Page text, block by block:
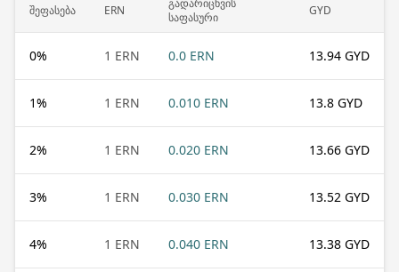
შეფასება ERN
გადარიცხვის
საფასური
GYD
0% 1 ERN 0.0 ERN 13.94 GYD
1% 1 ERN 0.010 ERN 13.8 GYD
2% 1 ERN 0.020 ERN 13.66 GYD
3% 1 ERN 0.030 ERN 13.52 GYD
4% 1 ERN 0.040 ERN 13.38 GYD